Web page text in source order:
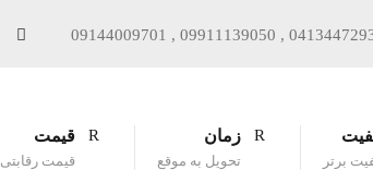
09144009701 , 09911139050 ,
قیمت
قیمت رقابتی
زمان
تحویل به موقع برتر